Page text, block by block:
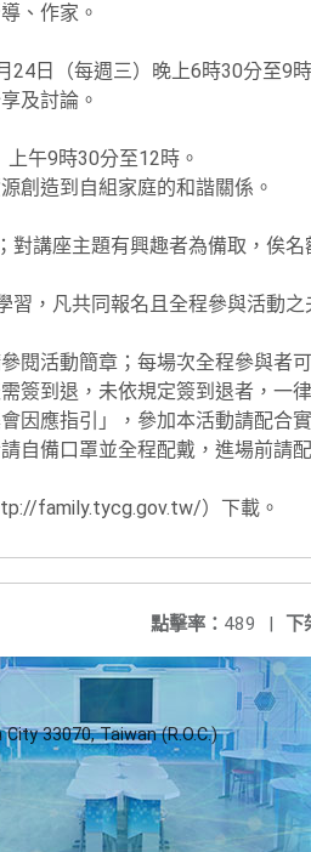
、作家。
24日（每週三）晚上6時30分至9
及討論。
午9時30分至12時。
創造到自組家庭的和諧關係。
對講座主題有興趣者為備取，俟
習，凡共同報名且全程參與活動
閱活動簡章；每場次全程參與者
簽到退，未依規定簽到退者，一
因應指引」，參加本活動請配合
自備口罩並全程配戴，進場前請
family.tycg.gov.tw/）下載。
下
點擊率： 489 |
33070, Taiwan (R.O.C.)